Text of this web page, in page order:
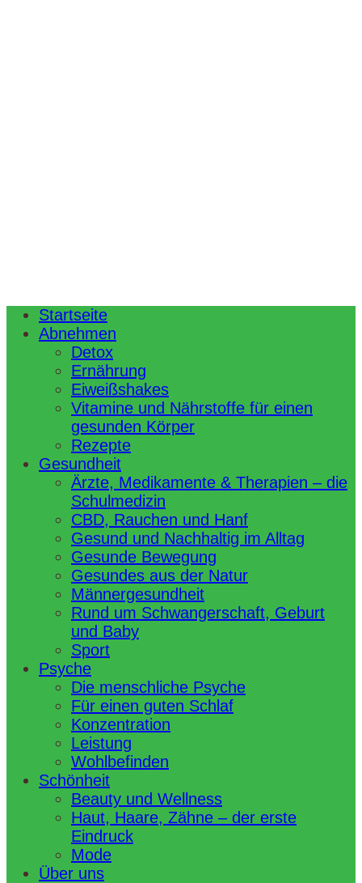
Startseite
Abnehmen
Detox
Ernährung
Eiweißshakes
Vitamine und Nährstoffe für einen
gesunden Körper
Rezepte
Gesundheit
Ärzte, Medikamente & Therapien – die
Schulmedizin
CBD, Rauchen und Hanf
Gesund und Nachhaltig im Alltag
Gesunde Bewegung
Gesundes aus der Natur
Männergesundheit
Rund um Schwangerschaft, Geburt
und Baby
Sport
Psyche
Die menschliche Psyche
Für einen guten Schlaf
Konzentration
Leistung
Wohlbefinden
Schönheit
Beauty und Wellness
Haut, Haare, Zähne – der erste
Eindruck
Mode
Über uns